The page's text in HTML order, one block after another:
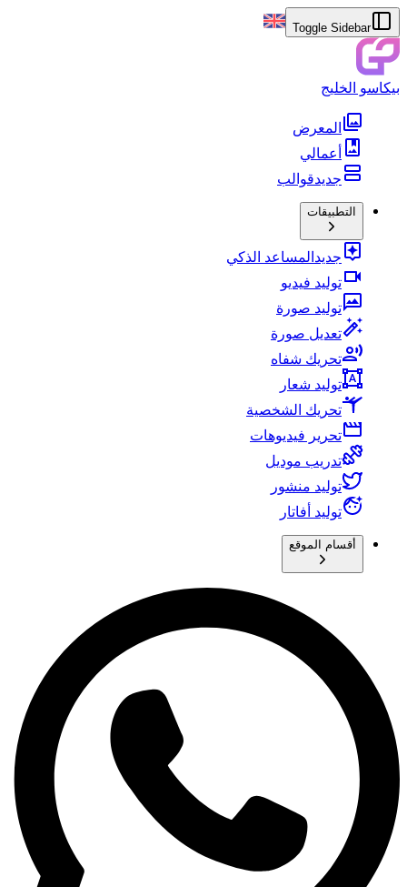
Toggle Sidebar
بيكاسو الخليج
المعرض
أعمالي
جديدقوالب
التطبيقات
جديد المساعد الذكي
توليد فيديو
توليد صورة
تعديل صورة
تحريك شفاه
توليد شعار
تحريك الشخصية
تحرير فيديوهات
تدريب موديل
توليد منشور
توليد أفاتار
أقسام الموقع